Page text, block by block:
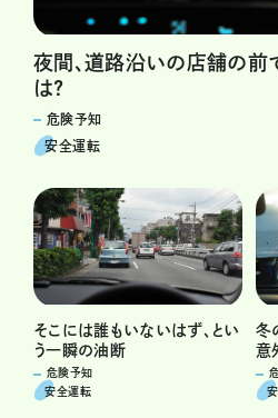
夜間、道路沿いの店舗の前
は?
危険予知
安全運転
そこには誰もいないはず、とい
う一瞬の油断
危険予知
安全運転
冬
意